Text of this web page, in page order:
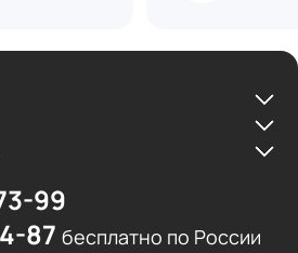
99
87 бесплатно по России